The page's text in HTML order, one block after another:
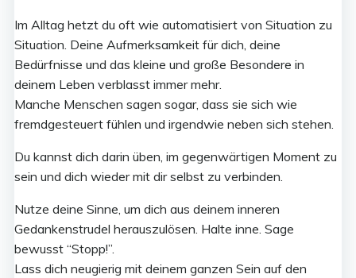
Im Alltag hetzt du oft wie automatisiert von Situation zu
Situation. Deine Aufmerksamkeit für dich, deine
Bedürfnisse und das kleine und große Besondere in
deinem Leben verblasst immer mehr.
Manche Menschen sagen sogar, dass sie sich wie
fremdgesteuert fühlen und irgendwie neben sich stehen.
Du kannst dich darin üben, im gegenwärtigen Moment zu
sein und dich wieder mit dir selbst zu verbinden.
Nutze deine Sinne, um dich aus deinem inneren
Gedankenstrudel herauszulösen. Halte inne. Sage
bewusst “Stopp!”.
Lass dich neugierig mit deinem ganzen Sein auf den